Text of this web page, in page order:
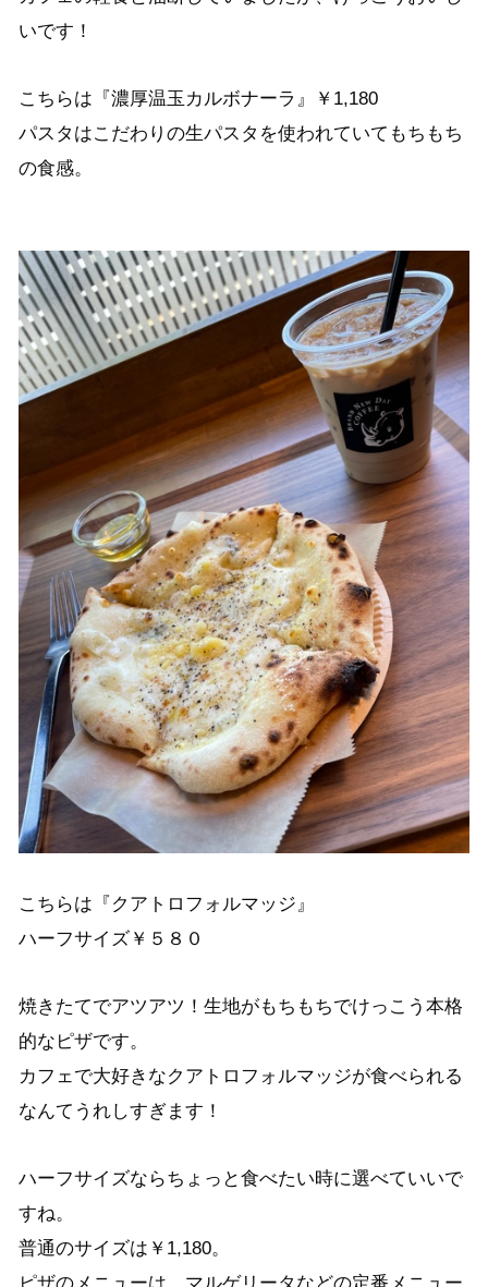
いです！
こちらは『濃厚温玉カルボナーラ』￥1,180
パスタはこだわりの生パスタを使われていてもちもち
の食感。
こちらは『クアトロフォルマッジ』
ハーフサイズ￥５８０
焼きたてでアツアツ！生地がもちもちでけっこう本格
的なピザです。
カフェで大好きなクアトロフォルマッジが食べられる
なんてうれしすぎます！
ハーフサイズならちょっと食べたい時に選べていいで
すね。
普通のサイズは￥1,180。